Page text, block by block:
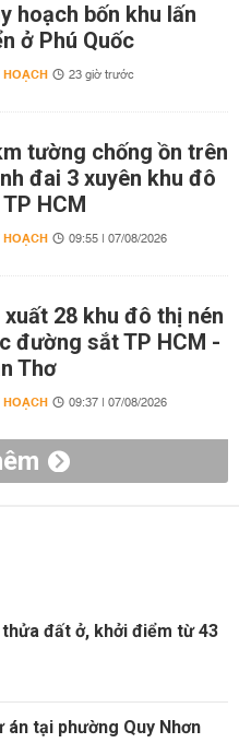
hoạch bốn khu lấn
ở Phú Quốc
23 giờ trước
tường chống ồn trên
đai 3 xuyên khu đô
HCM
09:55 | 07/08/2026
28 khu đô thị nén
đường sắt TP HCM -
Thơ
09:37 | 07/08/2026
đất ở, khởi điểm từ 43
án tại phường Quy Nhơn